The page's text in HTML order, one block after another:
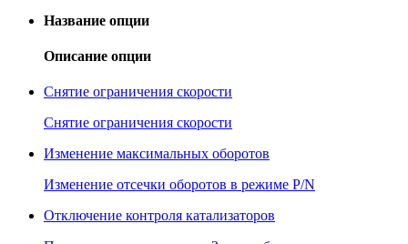
Название опции
Описание опции
Снятие ограничения скорости
Снятие ограничения скорости
Изменение максимальных оборотов
Изменение отсечки оборотов в режиме P/N
Отключение контроля катализаторов